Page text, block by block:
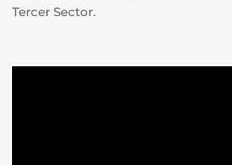
Tercer Sector.